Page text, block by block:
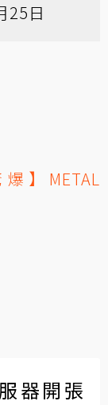
25日
】METAL
器開張